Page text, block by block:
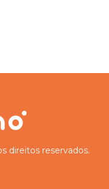
direitos reservados.